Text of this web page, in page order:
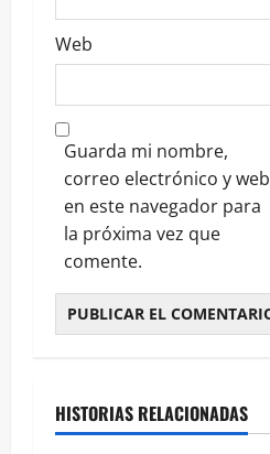
Web
Guarda mi nombre,
correo electrónico y web
en este navegador para
la próxima vez que
comente.
HISTORIAS RELACIONADAS